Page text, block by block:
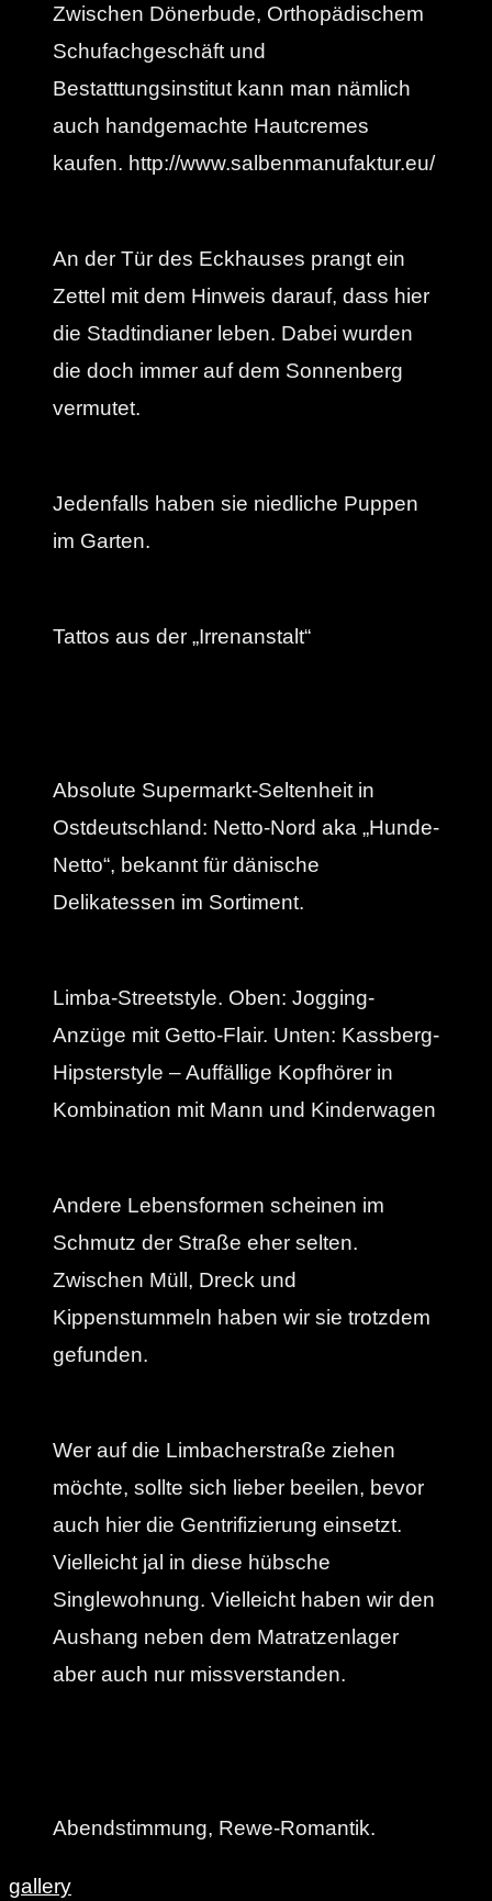
Zwischen Dönerbude, Orthopädischem
Schufachgeschäft und
Bestatttungsinstitut kann man nämlich
auch handgemachte Hautcremes
kaufen. http://www.salbenmanufaktur.eu/
An der Tür des Eckhauses prangt ein
Zettel mit dem Hinweis darauf, dass hier
die Stadtindianer leben. Dabei wurden
die doch immer auf dem Sonnenberg
vermutet.
Jedenfalls haben sie niedliche Puppen
im Garten.
Tattos aus der „Irrenanstalt“
Absolute Supermarkt-Seltenheit in
Ostdeutschland: Netto-Nord aka „Hunde-
Netto“, bekannt für dänische
Delikatessen im Sortiment.
Limba-Streetstyle. Oben: Jogging-
Anzüge mit Getto-Flair. Unten: Kassberg-
Hipsterstyle – Auffällige Kopfhörer in
Kombination mit Mann und Kinderwagen
Andere Lebensformen scheinen im
Schmutz der Straße eher selten.
Zwischen Müll, Dreck und
Kippenstummeln haben wir sie trotzdem
gefunden.
Wer auf die Limbacherstraße ziehen
möchte, sollte sich lieber beeilen, bevor
auch hier die Gentrifizierung einsetzt.
Vielleicht jal in diese hübsche
Singlewohnung. Vielleicht haben wir den
Aushang neben dem Matratzenlager
aber auch nur missverstanden.
Abendstimmung, Rewe-Romantik.
gallery